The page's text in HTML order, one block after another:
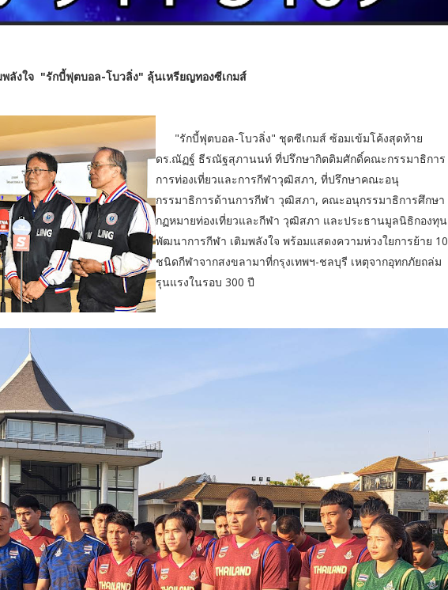
ลังใจ "รักบี้ฟุตบอล-โบวลิ่ง" ลุ้นเหรียญทองซีเกมส์
"รักบี้ฟุตบอล-โบวลิ่ง" ชุดซีเกมส์ ซ้อมเข้มโค้งสุดท้าย
ดร.ณัฏฐ์ ธีรณัฐสุภานนท์ ที่ปรึกษากิตติมศักดิ์คณะกรรมาธิการ
การท่องเที่ยวและการกีฬาวุฒิสภา, ที่ปรึกษาคณะอนุ
กรรมาธิการด้านการกีฬา วุฒิสภา, คณะอนุกรรมาธิการศึกษา
กฏหมายท่องเที่ยวและกีฬา วุฒิสภา และประธานมูลนิธิกองทุน
พัฒนาการกีฬา เติมพลังใจ พร้อมแสดงความห่วงใยการย้าย 10
ชนิดกีฬาจากสงขลามาที่กรุงเทพฯ-ชลบุรี เหตุจากอุทกภัยถล่ม
รุนแรงในรอบ 300 ปี